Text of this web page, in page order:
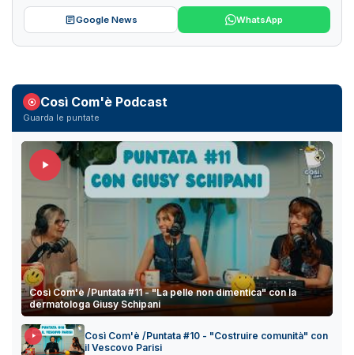
Google News WhatsApp
Così Com'è Podcast
Guarda le puntate
Così Com'è /Puntata #11 - "La pelle non dimentica" con la
dermatologa Giusy Schipani
Così Com'è /Puntata #10 - "Costruire comunità" con
il Vescovo Parisi